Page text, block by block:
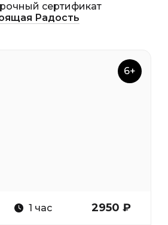
сертификат
Радость
6+
1 час 2950 ₽